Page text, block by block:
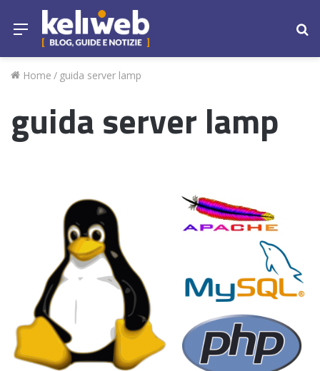
Menu
Home / guida server lamp
guida server lamp